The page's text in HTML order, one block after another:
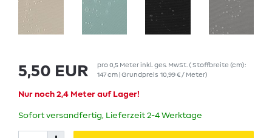
5,50 EUR pro0,5 Meterinkl. ges. MwSt. ( Stoffbreite (cm):
147 cm | Grundpreis 10,99 € / Meter)
Nur noch 2,4 Meter auf Lager!
Sofort versandfertig, Lieferzeit 2-4 Werktage